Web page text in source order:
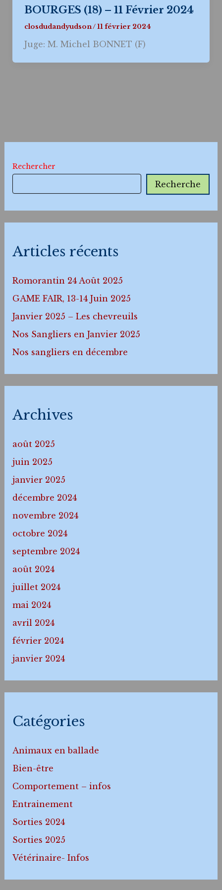
BOURGES (18) – 11 Février 2024
closdudandyudson/11 février 2024
Juge: M. Michel BONNET (F)
Rechercher
Recherche
Articles récents
Romorantin 24 Août 2025
GAME FAIR, 13-14 Juin 2025
Janvier 2025 – Les chevreuils
Nos Sangliers en Janvier 2025
Nos sangliers en décembre
Archives
août 2025
juin 2025
janvier 2025
décembre 2024
novembre 2024
octobre 2024
septembre 2024
août 2024
juillet 2024
mai 2024
avril 2024
février 2024
janvier 2024
Catégories
Animaux en ballade
Bien-être
Comportement – infos
Entrainement
Sorties 2024
Sorties 2025
Vétérinaire- Infos